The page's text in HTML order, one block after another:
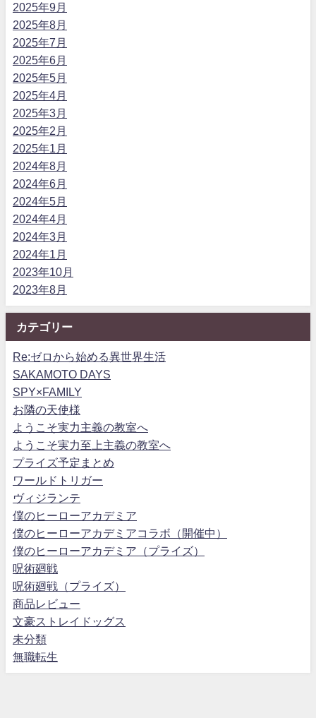
2025年9月
2025年8月
2025年7月
2025年6月
2025年5月
2025年4月
2025年3月
2025年2月
2025年1月
2024年8月
2024年6月
2024年5月
2024年4月
2024年3月
2024年1月
2023年10月
2023年8月
カテゴリー
Re:ゼロから始める異世界生活
SAKAMOTO DAYS
SPY×FAMILY
お隣の天使様
ようこそ実力主義の教室へ
ようこそ実力至上主義の教室へ
プライズ予定まとめ
ワールドトリガー
ヴィジランテ
僕のヒーローアカデミア
僕のヒーローアカデミアコラボ（開催中）
僕のヒーローアカデミア（プライズ）
呪術廻戦
呪術廻戦（プライズ）
商品レビュー
文豪ストレイドッグス
未分類
無職転生